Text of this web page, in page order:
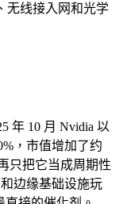
无线接入网和光学
年 10 月 Nvidia 以
，市值增加了约
只把它当成周期性
边缘基础设施玩